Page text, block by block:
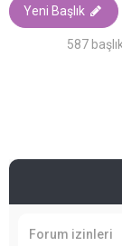
Yeni Başlık
587 başlık
Forum izinleri